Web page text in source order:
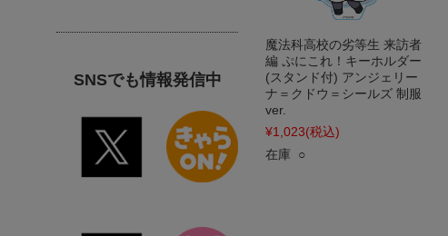
魔法科高校の劣等生 来訪者
編 ぷにこれ！キーホルダー
(スタンド付) アンジェリー
ナ＝クドウ＝シールズ 制服
ver.
¥1,023(税込)
在庫 ○
SNSでも情報発信中